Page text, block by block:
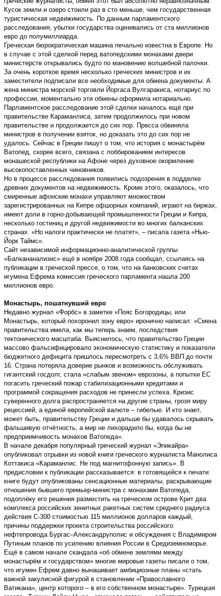
Кусок земли и озеро стоили раз в сто меньше, чем государственная
туристическая недвижимость. По данным парламентского
расследования, убытки государства оценивались от ста миллионов
евро до полумиллиарда.
Греческая бюрократическая машина печально известна в Европе. Но
в случае с этой сделкой перед ватопедскими монахами двери
министерств открывались будто по мановению волшебной палочки.
За очень короткое время несколько греческих министров и их
заместители подписали все необходимые для обмена документы. А
жена министра морской торговли Йоргаса Вулгаракиса, нотариус по
профессии, моментально эти обмены оформила нотариально.
Парламентское расследование этой сделки началось ещё при
правительстве Караманлиса, затем продолжилось при новом
правительстве и продолжается до сих пор. Пресса обвиняла
министров в получении взяток, но доказать это до сих пор не
удалось. Сейчас в Греции пишут о том, что история с монастырём
Ватопед, скорее всего, связана с лоббированием интересов
монашеской республики на Афоне через духовное окормление
высокопоставленных чиновников.
Но в процессе расследования появились подозрения в подделке
древних документов на недвижимость. Кроме этого, оказалось, что
смиренные афонские монахи управляют множеством
зарегистрированных на Кипре офшорных компаний, играют на биржах,
имеют доли в горно-добывающей промышленности Греции и Кипра,
несколько гостиниц и другой недвижимости во многих балканских
странах. «Но налоги практически не платят», – писала газета «Нью-
Йорк Таймс».
Сайт независимой информационно-аналитической группы
«Балкананализис» ещё в ноябре 2008 года сообщал, ссылаясь на
публикации в греческой прессе, о том, что на банковских счетах
игумена Ефрема комиссия греческого парламента нашла 200
миллионов евро.
Монастырь, пошатнувший евро
Недавно журнал «Форбс» в заметке «Пояс Богородицы, или
Монастырь, который похоронил зону евро» иронично написал: «Смена
правительства имела, как мы теперь знаем, последствия
тектонического масштаба. Выяснилось, что правительство Греции
массово фальсифицировало экономическую статистику и показатели
бюджетного дефицита пришлось пересмотреть с 3,6% ВВП до почти
16. Страна потеряла доверие рынков и возможность обслуживать
гигантский госдолг, стала «слабым звеном» еврозоны, а попытки ЕС
погасить греческий пожар стабилизационными кредитами и
программой сокращения расходов не принесли успеха. Кризис
суверенного долга распространяется на другие страны, грозя миру
рецессией, а единой европейской валюте – гибелью. И кто знает,
может быть, правительству Греции и дальше бы удавалось скрывать
фальшивую отчётность, а мир не лихорадило бы, когда бы не
предприимчивость монахов Ватопеда».
В начале декабря популярный греческий журнал «Эпикайра»
опубликовал отрывки из новой книги греческого журналиста Манолиса
Коттакиса «Караманлис. Не под магнитофонную запись». В
предисловии к публикации рассказывается: в готовящейся к печати
книге будут опубликованы сенсационные материалы, раскрывающие
отношения бывшего премьер-министра с монахами Ватопеда,
подоплёку его решения разместить на греческом острове Крит два
комплекса российских зенитных ракетных систем среднего радиуса
действия С-300 стоимостью 115 миллионов долларов каждый,
причины поддержки проекта строительства российского
нефтепровода Бургас–Александруполис и обсуждения с Владимиром
Путиным планов по усилению влияния России в Средиземноморье.
Ещё в самом начале скандала «об обмене землями между
монастырём и государством» многие мировые газеты писали о том,
что игумен Ефрем давно вынашивает амбициозные планы «стать
важной закулисной фигурой в становлении «Православного
Ватикана», центр которого – в его собственном монастыре». Турецкая